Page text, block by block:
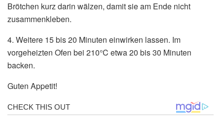
Brötchen kurz darin wälzen, damit sie am Ende nicht
zusammenkleben.
4. Weitere 15 bis 20 Minuten einwirken lassen. Im
vorgeheizten Ofen bei 210°C etwa 20 bis 30 Minuten
backen.
Guten Appetit!